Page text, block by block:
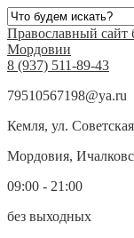
Православный сайт
Мордовии
8 (937) 511-89-43
79510567198@ya.ru
Кемля, ул.
Мордовия,
09:00 - 21:00
без выходных